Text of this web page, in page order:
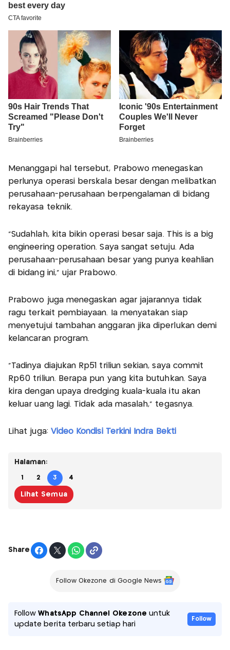
Menanggapi hal tersebut, Prabowo menegaskan
perlunya operasi berskala besar dengan melibatkan
perusahaan-perusahaan berpengalaman di bidang
rekayasa teknik.
“Sudahlah, kita bikin operasi besar saja. This is a big
engineering operation. Saya sangat setuju. Ada
perusahaan-perusahaan besar yang punya keahlian
di bidang ini,” ujar Prabowo.
Prabowo juga menegaskan agar jajarannya tidak
ragu terkait pembiayaan. Ia menyatakan siap
menyetujui tambahan anggaran jika diperlukan demi
kelancaran program.
“Tadinya diajukan Rp51 triliun sekian, saya commit
Rp60 triliun. Berapa pun yang kita butuhkan. Saya
kira dengan upaya dredging kuala-kuala itu akan
keluar uang lagi. Tidak ada masalah,” tegasnya.
Lihat juga: Video Kondisi Terkini Indra Bekti
Halaman:
1 2 3 4
Lihat Semua
Share
Follow Okezone di Google News
FollowWhatsApp Channel Okezone untuk
update berita terbaru setiap hari
Follow